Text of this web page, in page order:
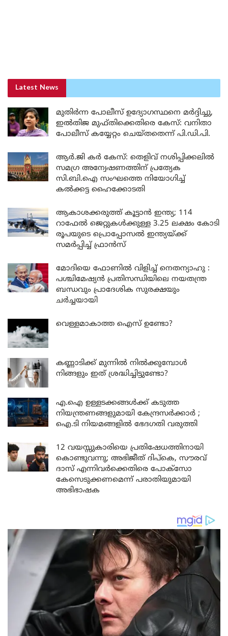
Latest News
മുതിർന്ന പോലീസ് ഉദ്യോഗസ്ഥനെ മർദ്ദിച്ചു,
ഇൽതിജ മുഫ്തിക്കെതിരെ കേസ്: വനിതാ
പോലീസ് കയ്യേറ്റം ചെയ്തതെന്ന് പി.ഡി.പി.
ആർ.ജി കർ കേസ്: തെളിവ് നശിപ്പിക്കലിൽ
സമഗ്ര അന്വേഷണത്തിന് പ്രത്യേക
സി.ബി.ഐ സംഘത്തെ നിയോഗിച്ച്
കൽക്കട്ട ഹൈക്കോടതി
ആകാശക്കരുത്ത് കൂട്ടാൻ ഇന്ത്യ; 114
റാഫേൽ ജെറ്റുകൾക്കുള്ള 3.25 ലക്ഷം കോടി
രൂപയുടെ പ്രൊപ്പോസൽ ഇന്ത്യയ്ക്ക്
സമർപ്പിച്ച് ഫ്രാൻസ്
മോദിയെ ഫോണിൽ വിളിച്ച് നെതന്യാഹു :
പശ്ചിമേഷ്യൻ പ്രതിസന്ധിയിലെ നയതന്ത്ര
ബന്ധവും പ്രാദേശിക സുരക്ഷയും
ചർച്ചയായി
വെള്ളമാകാത്ത ഐസ് ഉണ്ടോ?
കണ്ണാടിക്ക് മുന്നിൽ നിൽക്കുമ്പോൾ
നിങ്ങളും ഇത് ശ്രദ്ധിച്ചിട്ടുണ്ടോ?
എ.ഐ ഉള്ളടക്കങ്ങൾക്ക് കടുത്ത
നിയന്ത്രണങ്ങളുമായി കേന്ദ്രസർക്കാർ ;
ഐ.ടി നിയമങ്ങളിൽ ഭേദഗതി വരുത്തി
12 വയസ്സുകാരിയെ പ്രതിഷേധത്തിനായി
കൊണ്ടുവന്നു; അഭിജീത് ദിപ്കെ, സൗരവ്
ദാസ് എന്നിവർക്കെതിരെ പോക്സോ
കേസെടുക്കണമെന്ന് പരാതിയുമായി
അഭിഭാഷക